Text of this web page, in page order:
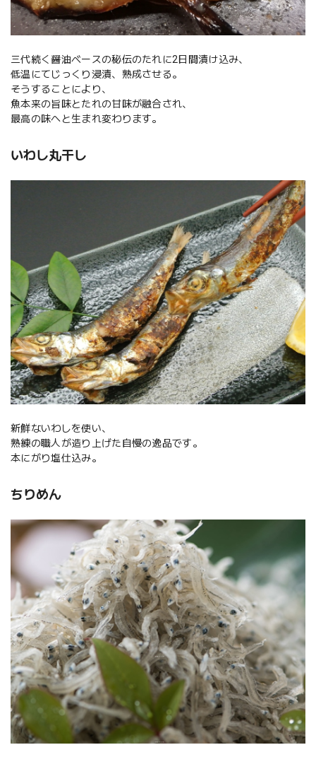
三代続く醤油ベースの秘伝のたれに2日間漬け込み、
低温にてじっくり浸漬、熟成させる。
そうすることにより、
魚本来の旨味とたれの甘味が融合され、
最高の味へと生まれ変わります。
いわし丸干し
新鮮ないわしを使い、
熟練の職人が造り上げた自慢の逸品です。
本にがり塩仕込み。
ちりめん